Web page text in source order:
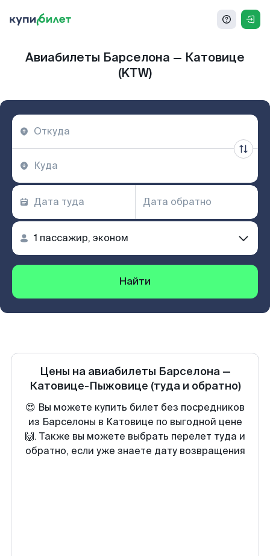
Авиабилеты Барселона — Катовице
(KTW)
Найти
Цены на авиабилеты Барселона—
Катовице-Пыжовице (туда и обратно)
😍 Вы можете купить билет без посредников
из Барселоны в Катовице по выгодной цене
🙌. Также вы можете выбрать перелет туда и
обратно, если уже знаете дату возвращения